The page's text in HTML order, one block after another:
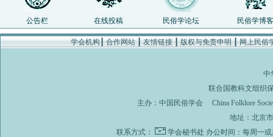
公告栏 在线投稿 民俗学论坛 民俗学博客
学会机构┃合作网站┃友情链接┃版权与免责申明┃网上民俗
中
联合国教科文组织
主办： 中国民俗学会
China Folklore
地址：北京
联系方式：
学会秘书处 办公时间：每周一